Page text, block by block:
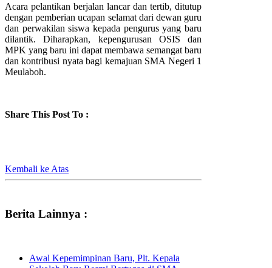
Acara pelantikan berjalan lancar dan tertib, ditutup
dengan pemberian ucapan selamat dari dewan guru
dan perwakilan siswa kepada pengurus yang baru
dilantik. Diharapkan, kepengurusan OSIS dan
MPK yang baru ini dapat membawa semangat baru
dan kontribusi nyata bagi kemajuan SMA Negeri 1
Meulaboh.
Share This Post To :
Kembali ke Atas
Berita Lainnya :
Awal Kepemimpinan Baru, Plt. Kepala